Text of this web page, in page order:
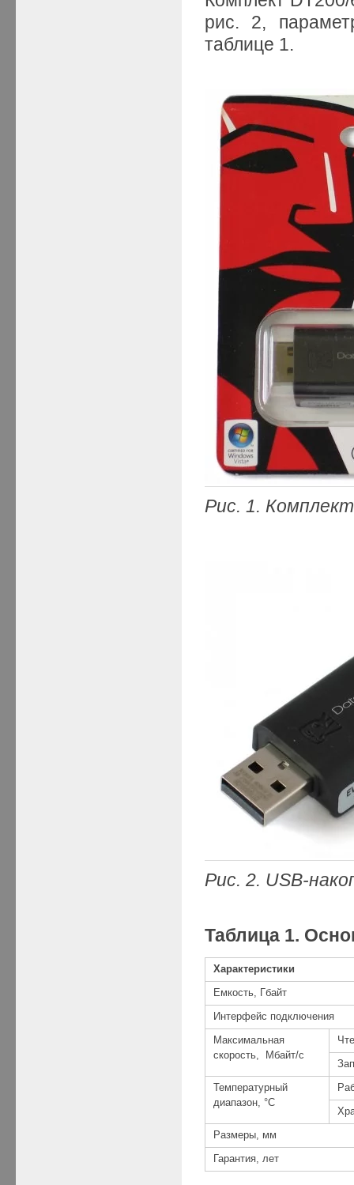
рис. 2,
таблице 1.
Рис. 1.
Рис. 2. USB-
Таблица 1.
Характеристики
Емкость, Гбайт
Интерфейс подключения
Максимальная
скорость, Мбайт/с
Температурный
диапазон, °C
Размеры, мм
Гарантия, лет